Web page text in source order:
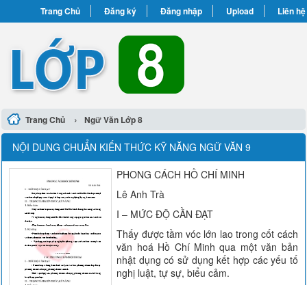
Trang Chủ Đăng ký Đăng nhập Upload Liên hệ
Trang Chủ › Ngữ Văn Lớp 8
NỘI DUNG CHUẨN KIẾN THỨC KỸ NĂNG NGỮ VĂN 9
PHONG CÁCH HỒ CHÍ MINH
Lê Anh Trà
I – MỨC ĐỘ CẦN ĐẠT
Thấy được tầm vóc lớn lao trong cốt cách
văn hoá Hồ Chí Minh qua một văn bản
nhật dụng có sử dụng kết hợp các yếu tố
nghị luật, tự sự, biểu cảm.